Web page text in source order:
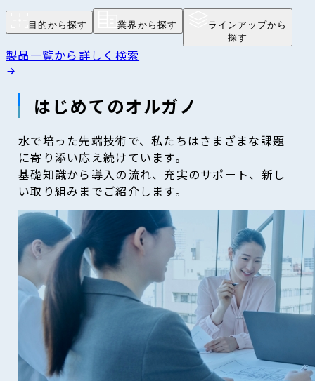
目的から探す 業界から探す
ラインアップから
探す
製品一覧から詳しく検索
はじめてのオルガノ
水で培った先端技術で、私たちはさまざまな課題
に寄り添い応え続けています。
基礎知識から導入の流れ、充実のサポート、新し
い取り組みまでご紹介します。